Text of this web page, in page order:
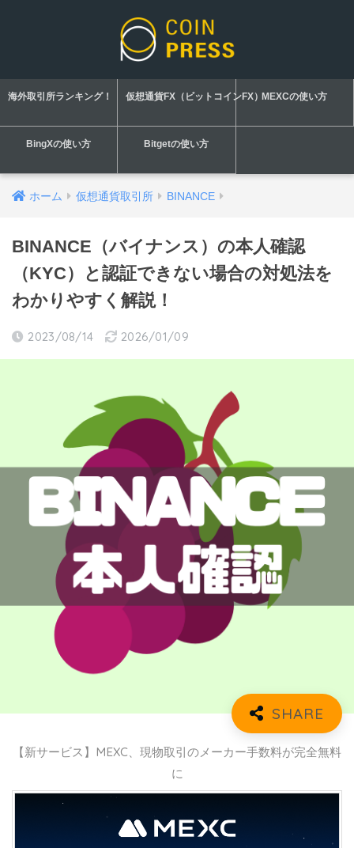
海外取引所ランキング！ 仮想通貨FX（ビットコインFX）MEXCの使い方
BingXの使い方 Bitgetの使い方
ホーム 仮想通貨取引所 BINANCE
BINANCE（バイナンス）の本人確認
（KYC）と認証できない場合の対処法を
わかりやすく解説！
2023/08/14 2026/01/09
【新サービス】MEXC、現物取引のメーカー手数料が完全無料
に